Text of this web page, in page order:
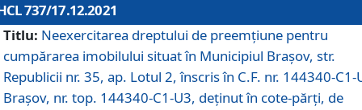
737/17.12.2021
Titlu: Neexercitarea dreptului de preemţiune pentru
cumpărarea imobilului situat în Municipiul Braşov, str.
Republicii nr. 35, ap. Lotul 2, înscris în C.F. nr. 144340-C1-
Brașov, nr. top. 144340-C1-U3, deținut în cote-părți, de